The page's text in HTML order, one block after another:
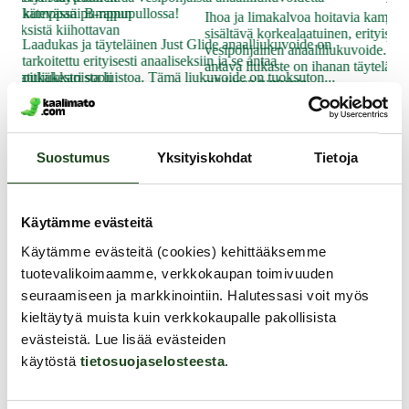
Suostumus Yksityiskohdat Tietoja
Käytämme evästeitä
Käytämme evästeitä (cookies) kehittääksemme
tuotevalikoimaamme, verkkokaupan toimivuuden
seuraamiseen ja markkinointiin. Halutessasi voit myös
kieltäytyä muista kuin verkkokaupalle pakollisista
evästeistä. Lue lisää evästeiden
käytöstä tietosuojaselosteesta.
kumppani B-rapun
kiihottavan
laatuliukkari sopii
lisää nautintoa.
kätevässä pumppupullossa!
Laadukas ja täyteläinen Just Glide anaalliukuvoide on
tarkoitettu erityisesti anaaliseksiin ja se antaa
pitkäkestoista luistoa. Tämä liukuvoide on tuoksuton...
24.99 €
Ihoa ja limakalvoa hoitavia
sisältävä korkealaatuinen,
vesipohjainen anaaliliukuvoide.
antava liukaste on ihanan
silkkisen tuntuista.
Muut asiakkaat ostivat